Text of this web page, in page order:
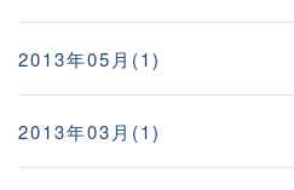
2013年05月(1)
2013年03月(1)